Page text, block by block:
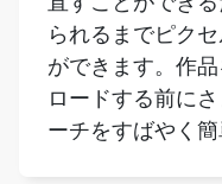
られるまでピク
ができます。作
ロードする前に
ーチをすばやく